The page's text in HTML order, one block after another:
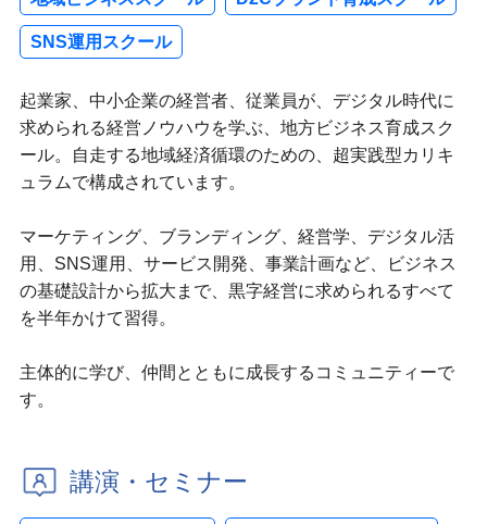
SNS運用スクール
起業家、中小企業の経営者、従業員が、デジタル時代に
求められる経営ノウハウを学ぶ、地方ビジネス育成スク
ール。自走する地域経済循環のための、超実践型カリキ
ュラムで構成されています。
マーケティング、ブランディング、経営学、デジタル活
用、SNS運用、サービス開発、事業計画など、ビジネス
の基礎設計から拡大まで、黒字経営に求められるすべて
を半年かけて習得。
主体的に学び、仲間とともに成長するコミュニティーで
す。
講演・セミナー